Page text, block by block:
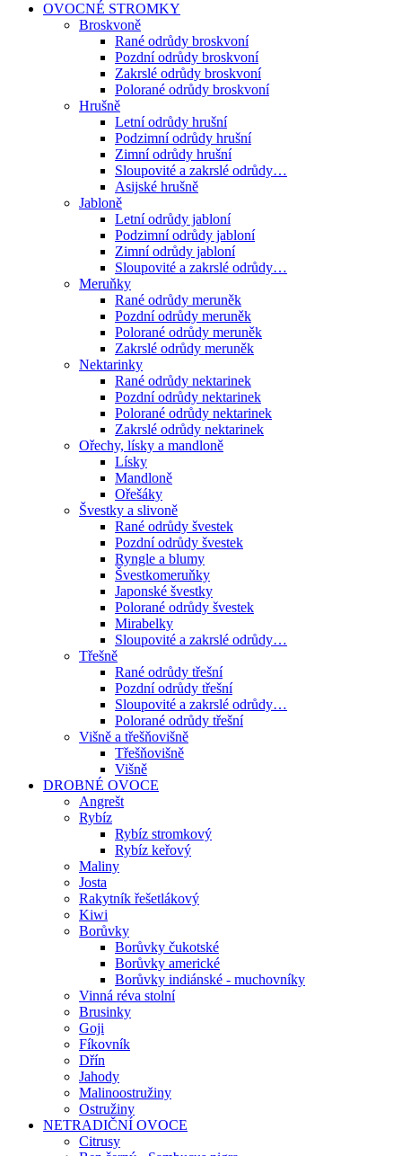
OVOCNÉ STROMKY
Broskvoně
Rané odrůdy broskvoní
Pozdní odrůdy broskvoní
Zakrslé odrůdy broskvoní
Polorané odrůdy broskvoní
Hrušně
Letní odrůdy hrušní
Podzimní odrůdy hrušní
Zimní odrůdy hrušní
Sloupovité a zakrslé odrůdy…
Asijské hrušně
Jabloně
Letní odrůdy jabloní
Podzimní odrůdy jabloní
Zimní odrůdy jabloní
Sloupovité a zakrslé odrůdy…
Meruňky
Rané odrůdy meruněk
Pozdní odrůdy meruněk
Polorané odrůdy meruněk
Zakrslé odrůdy meruněk
Nektarinky
Rané odrůdy nektarinek
Pozdní odrůdy nektarinek
Polorané odrůdy nektarinek
Zakrslé odrůdy nektarinek
Ořechy, lísky a mandloně
Lísky
Mandloně
Ořešáky
Švestky a slivoně
Rané odrůdy švestek
Pozdní odrůdy švestek
Ryngle a blumy
Švestkomeruňky
Japonské švestky
Polorané odrůdy švestek
Mirabelky
Sloupovité a zakrslé odrůdy…
Třešně
Rané odrůdy třešní
Pozdní odrůdy třešní
Sloupovité a zakrslé odrůdy…
Polorané odrůdy třešní
Višně a třešňovišně
Třešňovišně
Višně
DROBNÉ OVOCE
Angrešt
Rybíz
Rybíz stromkový
Rybíz keřový
Maliny
Josta
Rakytník řešetlákový
Kiwi
Borůvky
Borůvky čukotské
Borůvky americké
Borůvky indiánské - muchovníky
Vinná réva stolní
Brusinky
Goji
Fíkovník
Dřín
Jahody
Malinoostružiny
Ostružiny
NETRADIČNÍ OVOCE
Citrusy